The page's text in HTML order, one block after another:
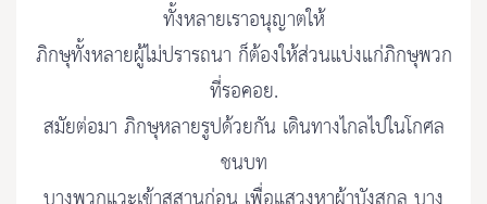
ทั้งหลายเราอนุญาตให้
ภิกษุทั้งหลายผู้ไม่ปรารถนา ก็ต้องให้ส่วนแบ่งแก่ภิกษุพวก
ที่รอคอย.
สมัยต่อมา ภิกษุหลายรูปด้วยกัน เดินทางไกลไปในโกศล
ชนบท